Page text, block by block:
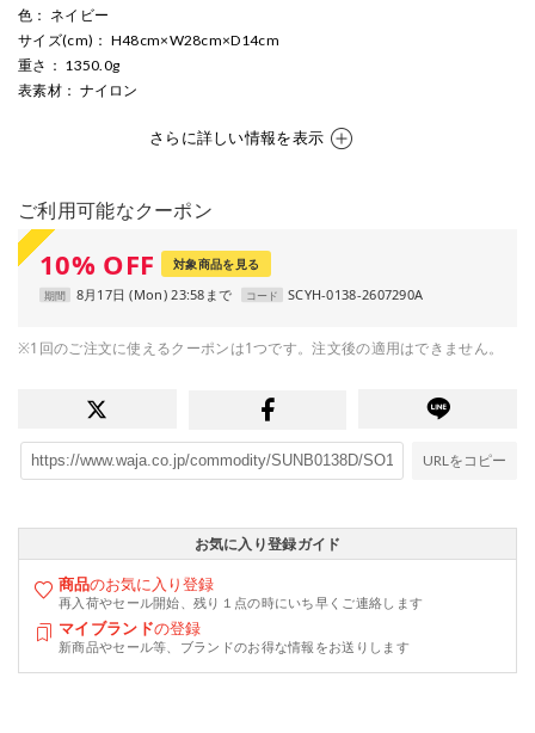
色 ： ネイビー
サイズ(cm) ： H48cm×W28cm×D14cm
重さ ： 1350.0g
表素材： ナイロン
さらに詳しい情報を表示
ご利用可能なクーポン
10% OFF 対象商品を見る
期間 8月17日 (Mon) 23:58まで コード SCYH-0138-2607290A
※1回のご注文に使えるクーポンは1つです。注文後の適用はできません。
URLをコピー
お気に入り登録ガイド
商品のお気に入り登録
再入荷やセール開始、残り１点の時にいち早くご連絡します
マイブランドの登録
新商品やセール等、ブランドのお得な情報をお送りします